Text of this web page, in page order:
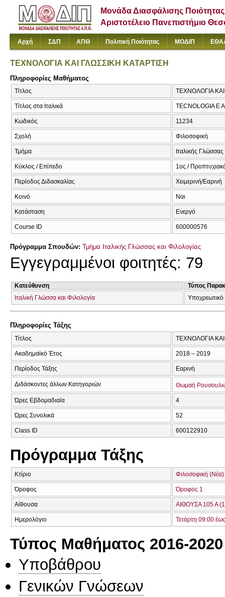
Μονάδα Διασφάλισης Ποιότητας
Αριστοτέλειο Πανεπιστήμιο
Αρχή ΣΔΠ ΑΠΘ Πολιτική Ποιότητας ΜΟΔΙΠ
ΤΕΧΝΟΛΟΓΙΑ ΚΑΙ ΓΛΩΣΣΙΚΗ ΚΑΤΑΡΤΙΣΗ
Πληροφορίες Μαθήματος
Τίτλος ΤΕΧΝΟΛΟΓΙΑ ΚΑΙ
Τίτλος στα Ιταλικά TECNOLOGIA E
Κωδικός 11234
Σχολή Φιλοσοφική
Τμήμα Ιταλικής
Κύκλος / Επίπεδο 1ος /
Περίοδος Διδασκαλίας Χειμερινή/Εαρινή
Κοινό Ναι
Κατάσταση Ενεργό
Course ID 600000576
Πρόγραμμα Σπουδών: Τμήμα Ιταλικής Γλώσσας και Φιλολογίας
Εγγεγραμμένοι φοιτητές: 79
Κατεύθυνση
Τύπος
Ιταλική Γλώσσα και Φιλολογία
Υποχρεωτικό
Πληροφορίες Τάξης
Τίτλος ΤΕΧΝΟΛΟΓΙΑ
Ακαδημαϊκό Έτος 2018 – 2019
Περίοδος Τάξης Εαρινή
Διδάσκοντες άλλων Κατηγοριών Θωμαή
Ώρες Εβδομαδιαία 4
Ώρες Συνολικά 52
Class ID 600122910
Πρόγραμμα Τάξης
Κτίριο Φιλοσοφική (Νέα)
Όροφος Όροφος 1
Αίθουσα ΑΙΘΟΥΣΑ 105 Α
Ημερολόγιο Τετάρτη 09:00
Τύπος Μαθήματος 2016-2020
Υποβάθρου
Γενικών Γνώσεων